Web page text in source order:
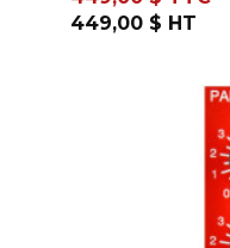
449,00 $ HT